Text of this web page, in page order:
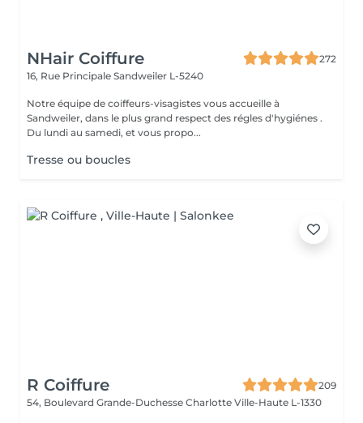
NHair Coiffure
272
16, Rue Principale Sandweiler L-5240
Notre équipe de coiffeurs-visagistes vous accueille à
Sandweiler, dans le plus grand respect des régles d'hygiénes .
Du lundi au samedi, et vous propo...
Tresse ou boucles
R Coiffure
209
54, Boulevard Grande-Duchesse Charlotte Ville-Haute L-1330